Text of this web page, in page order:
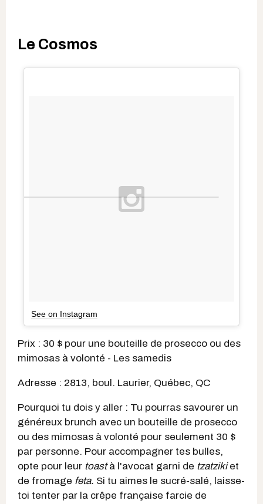
Le Cosmos
See on Instagram
Prix : 30 $ pour une bouteille de prosecco ou des
mimosas à volonté - Les samedis
Adresse : 2813, boul. Laurier, Québec, QC
Pourquoi tu dois y aller : Tu pourras savourer un
généreux brunch avec un bouteille de prosecco
ou des mimosas à volonté pour seulement 30 $
par personne. Pour accompagner tes bulles,
opte pour leur toastà l'avocat garni de tzatzikiet
de fromage feta. Si tu aimes le sucré-salé, laisse-
toi tenter par la crêpe française farcie de